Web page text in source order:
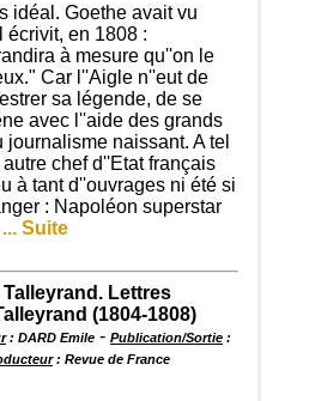
idéal. Goethe avait vu
écrivit, en 1808 :
à mesure qu''on le
Car l''Aigle n''eut de
sa légende, de se
avec l''aide des grands
journalisme naissant. A tel
chef d''Etat français
à tant d''ouvrages ni été si
: Napoléon superstar
... Suite
Lettres
(1804-1808)
: DARD Emile - Publication/Sortie :
: Revue de France